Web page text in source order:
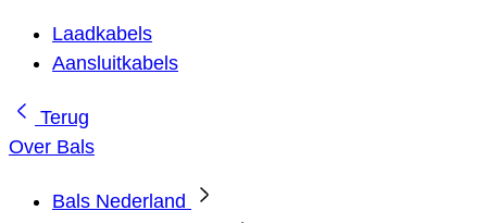
Laadkabels
Aansluitkabels
Terug
Over Bals
Bals Nederland